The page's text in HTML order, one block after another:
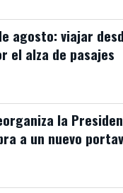
agosto: viajar
el alza de pasajes
la
a un nuevo